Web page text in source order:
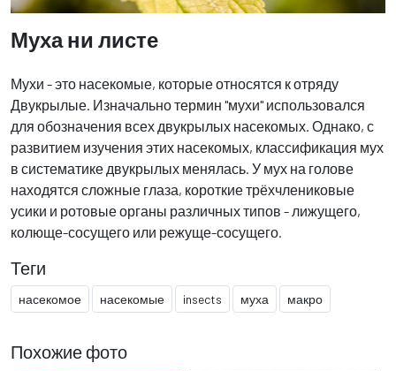
Муха ни листе
Мухи - это насекомые, которые относятся к отряду
Двукрылые. Изначально термин "мухи" использовался
для обозначения всех двукрылых насекомых. Однако, с
развитием изучения этих насекомых, классификация мух
в систематике двукрылых менялась. У мух на голове
находятся сложные глаза, короткие трёхчлениковые
усики и ротовые органы различных типов - лижущего,
колюще-сосущего или режуще-сосущего.
Теги
насекомое насекомые insects муха макро
Похожие фото